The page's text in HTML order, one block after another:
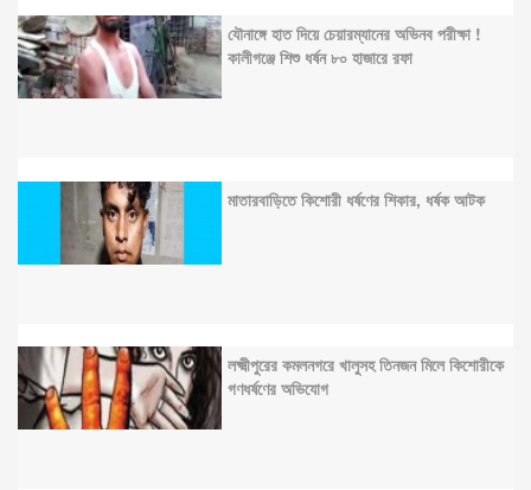
যৌনাঙ্গে হাত দিয়ে চেয়ারম্যানের অভিনব পরীক্ষা !
কালীগঞ্জে শিশু ধর্ষন ৮০ হাজারে রফা
মাতারবাড়িতে কিশোরী ধর্ষণের শিকার, ধর্ষক আটক
লক্ষ্মীপুরের কমলনগরে খালুসহ তিনজন মিলে কিশোরীকে
গণধর্ষণের অভিযোগ